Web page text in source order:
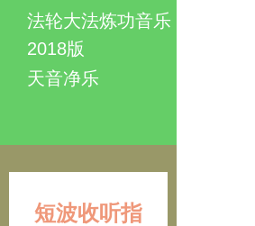
法轮大法炼功音乐
2018版
天音净乐
短波收听指